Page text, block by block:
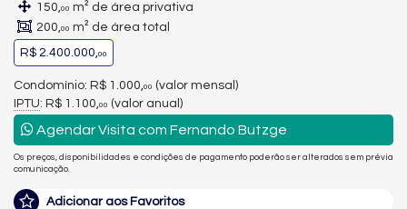
150,00 m² de área privativa
200,00 m² de área total
R$ 2.400.000,00
Condomínio: R$ 1.000, 00 (valor mensal)
IPTU: R$ 1.100, 00 (valor anual)
Agendar Visita com Fernando Butzge
Os preços, disponibilidades e condições de pagamento poderão ser alterados sem prévia
comunicação.
Adicionar aos Favoritos